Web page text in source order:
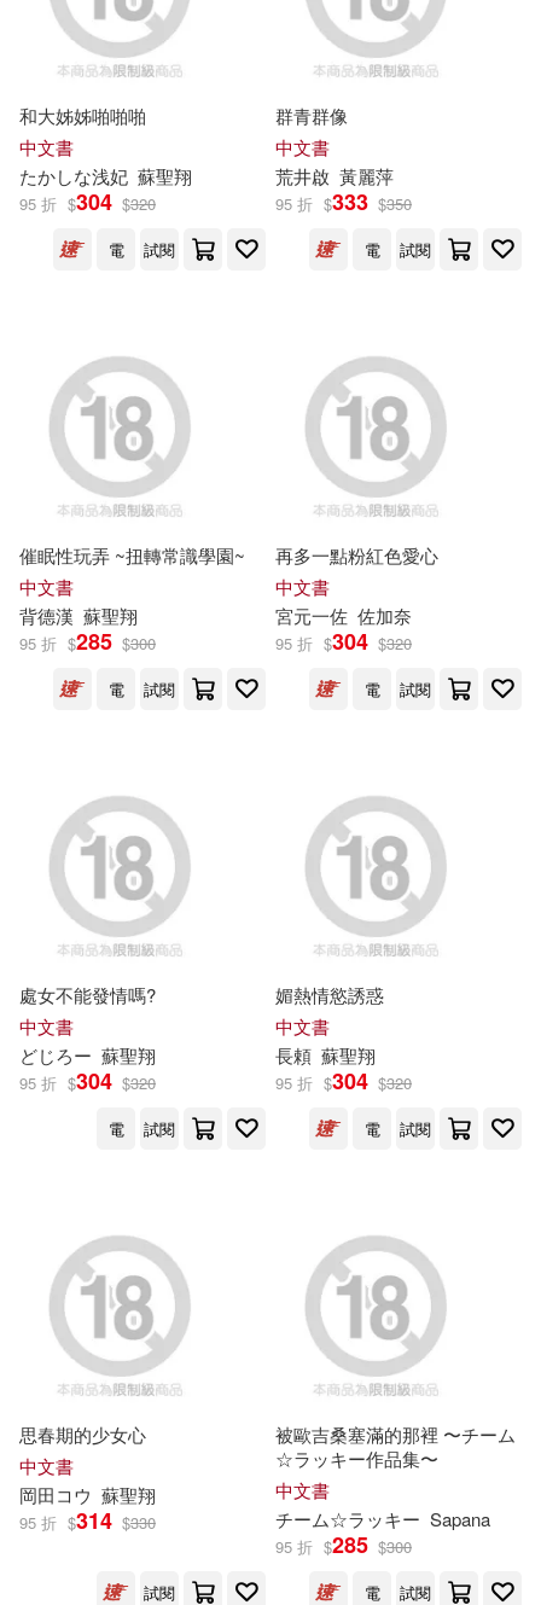
東南亞移民工(6) 林穎政(6)
歐內斯特．湯普森．西頓(6)
武漢江通動畫傳媒股份有限公司(6)
江蘇卡龍動畫影視傳媒股份有限公
司(6)
生態環境部核與輻射安全中心(6)
簡．格雷特、凱瑟琳．湯普森(6)
維‧比安基(6) 許棟樑(6)
費利克斯．薩爾登(6) 錢彩(6)
顏志晃(6) 馬克‧吐溫(6)
（德）慕尼黑康帕特出版社股份有
限公司(6)
AND股份有限公司(5)
中國石油化工集團有限公司，中國
石油化工股份有限公司(5)
中德諾浩(北京)教育科技股份有限公
司組編(5)
北京博導前程信息技術股份有限公
卡龍動畫影視傳媒股份有限公司(5)
喬安娜．史派利(5)
塞爾瑪．拉格洛夫(5)
履咸引路大過述言(5)
萬卷出版公司(3) 農業部(3)
電週文化事業股份有限公司(3)
青文(3)
PCuSER電腦人文化(2)
三采(2) 上海人民出版社(2)
上海財經大學出版社(2)
世台管理顧問股份有限公司(2)
中國傳媒大學出版社(2)
中國市場出版社(2)
中國廣播電視出版社(2)
中國政法大學出版社(2)
中國林業出版社(2)
中國水利水電出版社(2)
中國礦業大學出版社(2)
中國農業科學技術出版社(2)
五南(2)
交通部觀光署北海岸及觀音山國家
仕橙研策科技股份有限公司(2)
和大姊姊啪啪啪
中文書
たかしな浅妃 蘇聖翔
95 折 $304 $320
電
試閱
群青群像
中文書
荒井啟 黃麗萍
95 折 $333 $350
電
試閱
催眠性玩弄 ~扭轉常識學園~
中文書
背德漢 蘇聖翔
95 折 $285 $300
電
試閱
再多一點粉紅色愛心
中文書
宮元一佐 佐加奈
95 折 $304 $320
電
試閱
處女不能發情嗎?
中文書
どじろー 蘇聖翔
95 折 $304 $320
電
試閱
媚熱情慾誘惑
中文書
長頼 蘇聖翔
95 折 $304 $320
電
試閱
思春期的少女心
中文書
岡田コウ 蘇聖翔
95 折 $314 $330
試閱
被歐吉桑塞滿的那裡 〜チーム
☆ラッキー作品集〜
中文書
チーム☆ラッキー Sapana
95 折 $285 $300
電
試閱